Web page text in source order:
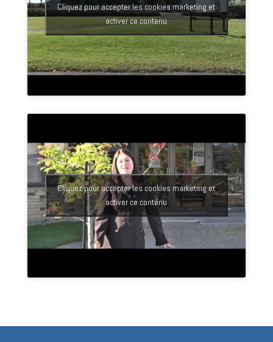
Cliquez pour accepter les cookies marketing et
activer ce contenu
Cliquez pour accepter les cookies marketing et
activer ce contenu